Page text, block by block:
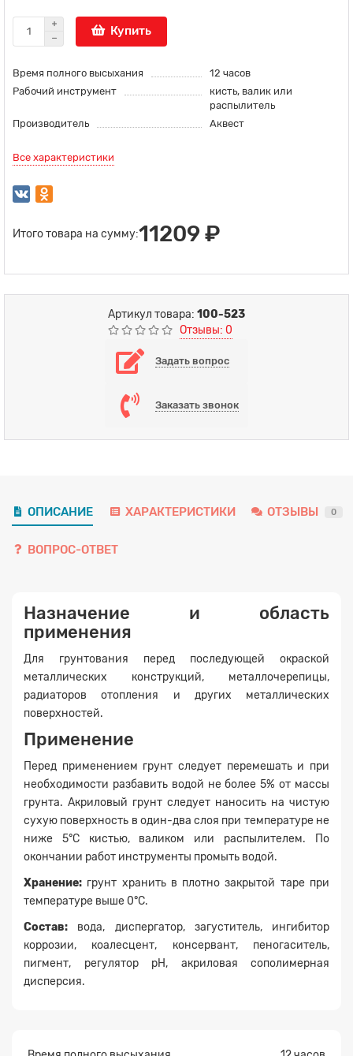
Купить
Время полного высыхания
12 часов
Рабочий инструмент
кисть, валик или
распылитель
Производитель
Аквест
Все характеристики
Итого товара на сумму:11209 ₽
Артикул товара: 100-523
Отзывы: 0
Задать вопрос
Заказать звонок
ОПИСАНИЕ ХАРАКТЕРИСТИКИ ОТЗЫВЫ 0
ВОПРОС-ОТВЕТ
Назначение и область
применения
Для грунтования перед последующей окраской
металлических конструкций, металлочерепицы,
радиаторов отопления и других металлических
поверхностей.
Применение
Перед применением грунт следует перемешать и при
необходимости разбавить водой не более 5% от массы
грунта. Акриловый грунт следует наносить на чистую
сухую поверхность в один-два слоя при температуре не
ниже 5°С кистью, валиком или распылителем. По
окончании работ инструменты промыть водой.
Хранение: грунт хранить в плотно закрытой таре при
температуре выше 0°С.
Состав: вода, диспергатор, загуститель, ингибитор
коррозии, коалесцент, консервант, пеногаситель,
пигмент, регулятор рН, акриловая сополимерная
дисперсия.
Заявка на расчет